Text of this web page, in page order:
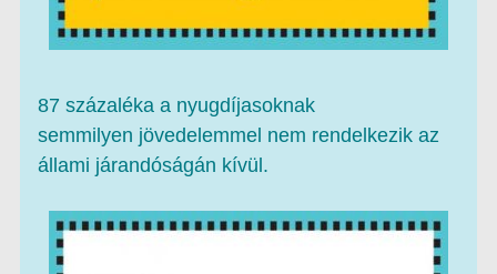
87 százaléka a nyugdíjasoknak
semmilyen jövedelemmel nem rendelkezik az
állami járandóságán kívül.